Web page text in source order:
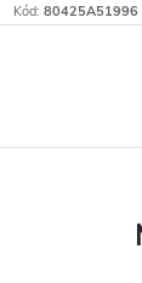
Kód: 80425A51996